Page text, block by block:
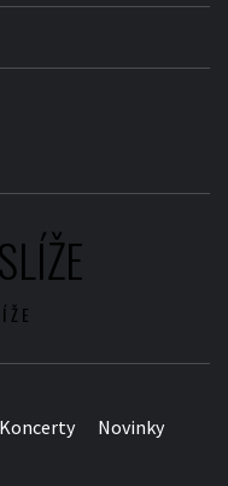
Koncerty Novinky